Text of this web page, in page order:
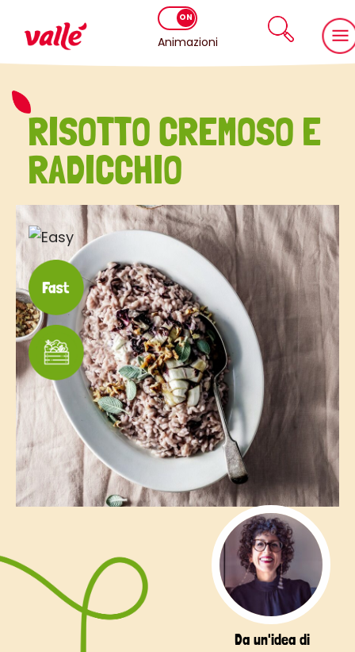
Animazioni
RISOTTO CREMOSO E
RADICCHIO
Da un'idea di